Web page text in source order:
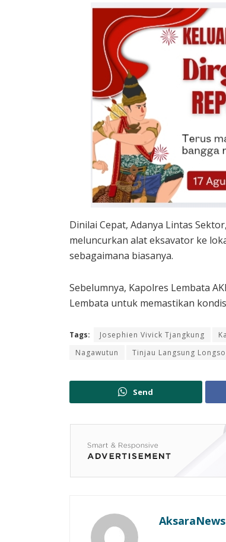
Dinilai Cepat, Adanya Lintas
meluncurkan alat eksavator ke
sebagaimana biasanya.
Sebelumnya, Kapolres Lembata
Lembata untuk memastikan
Tags: Josephien Vivick Tjangkung
Nagawutun
Tinjau Langsung
Send
AksaraNews